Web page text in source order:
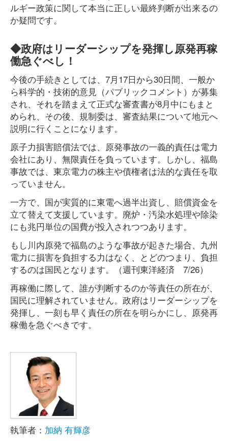
ルギー政策に関して本当に正しい最終判断が出来るの
か疑問です。
◆政府はリーダーシップを発揮し原発再稼
働急ぐべし！
今後の手続きとしては、7月17日から30日間、一般か
ら科学的・技術的意見（パブリックコメント）が募集
され、それを踏まえて正式な審査書が8月中にもまと
められ、その後、規制委は、審査結果について地元へ
説明に行くことになります。
原子力損害賠償法では、原発事故の一義的責任は電力
会社にあり、無限責任を負っています。しかし、福島
事故では、東京電力の株主や債権者は法的な責任を取
っていません。
一方で、国が実質的に東電へ過半出資し、賠償資金を
立て替えて支援しています。廃炉・汚染水処理や除染
にも兆円単位の国費が投入されつつあります。
もし川内原発で福島のような事故が起きた場合、九州
電力に損害を負担する力はなく、とどのつまり、負担
するのは国民となります。（週刊東洋経済 7/26）
再稼働に際して、誰が判断するのか等責任の所在が、
国民に理解されていません。政府はリーダーシップを
発揮し、一刻も早く責任の所在を明らかにし、原発再
稼働を急ぐべきです。
執筆者： 加納 有輝彦